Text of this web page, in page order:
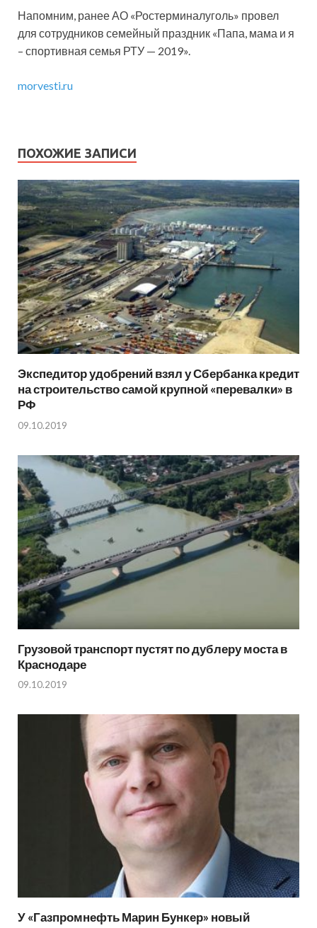
Напомним, ранее АО «Ростерминалуголь» провел
для сотрудников семейный праздник «Папа, мама и я
– спортивная семья РТУ — 2019».
morvesti.ru
ПОХОЖИЕ ЗАПИСИ
Экспедитор удобрений взял у Сбербанка кредит
на строительство самой крупной «перевалки» в
РФ
09.10.2019
Грузовой транспорт пустят по дублеру моста в
Краснодаре
09.10.2019
У «Газпромнефть Марин Бункер» новый